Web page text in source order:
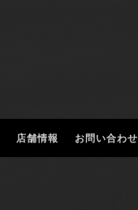
店舗情報 お問い合わせ